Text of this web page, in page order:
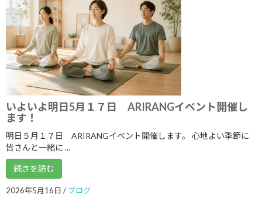
2019年5月
2019年4月
2019年3月
2019年2月
2019年1月
2018年12月
2018年10月
2018年9月
2018年8月
いよいよ明日5月１７日 ARIRANGイベント開催し
ます！
明日５月１７日 ARIRANGイベント開催します。 心地よい季節に
皆さんと一緒に ...
続きを読む
2026年5月16日 / ブログ